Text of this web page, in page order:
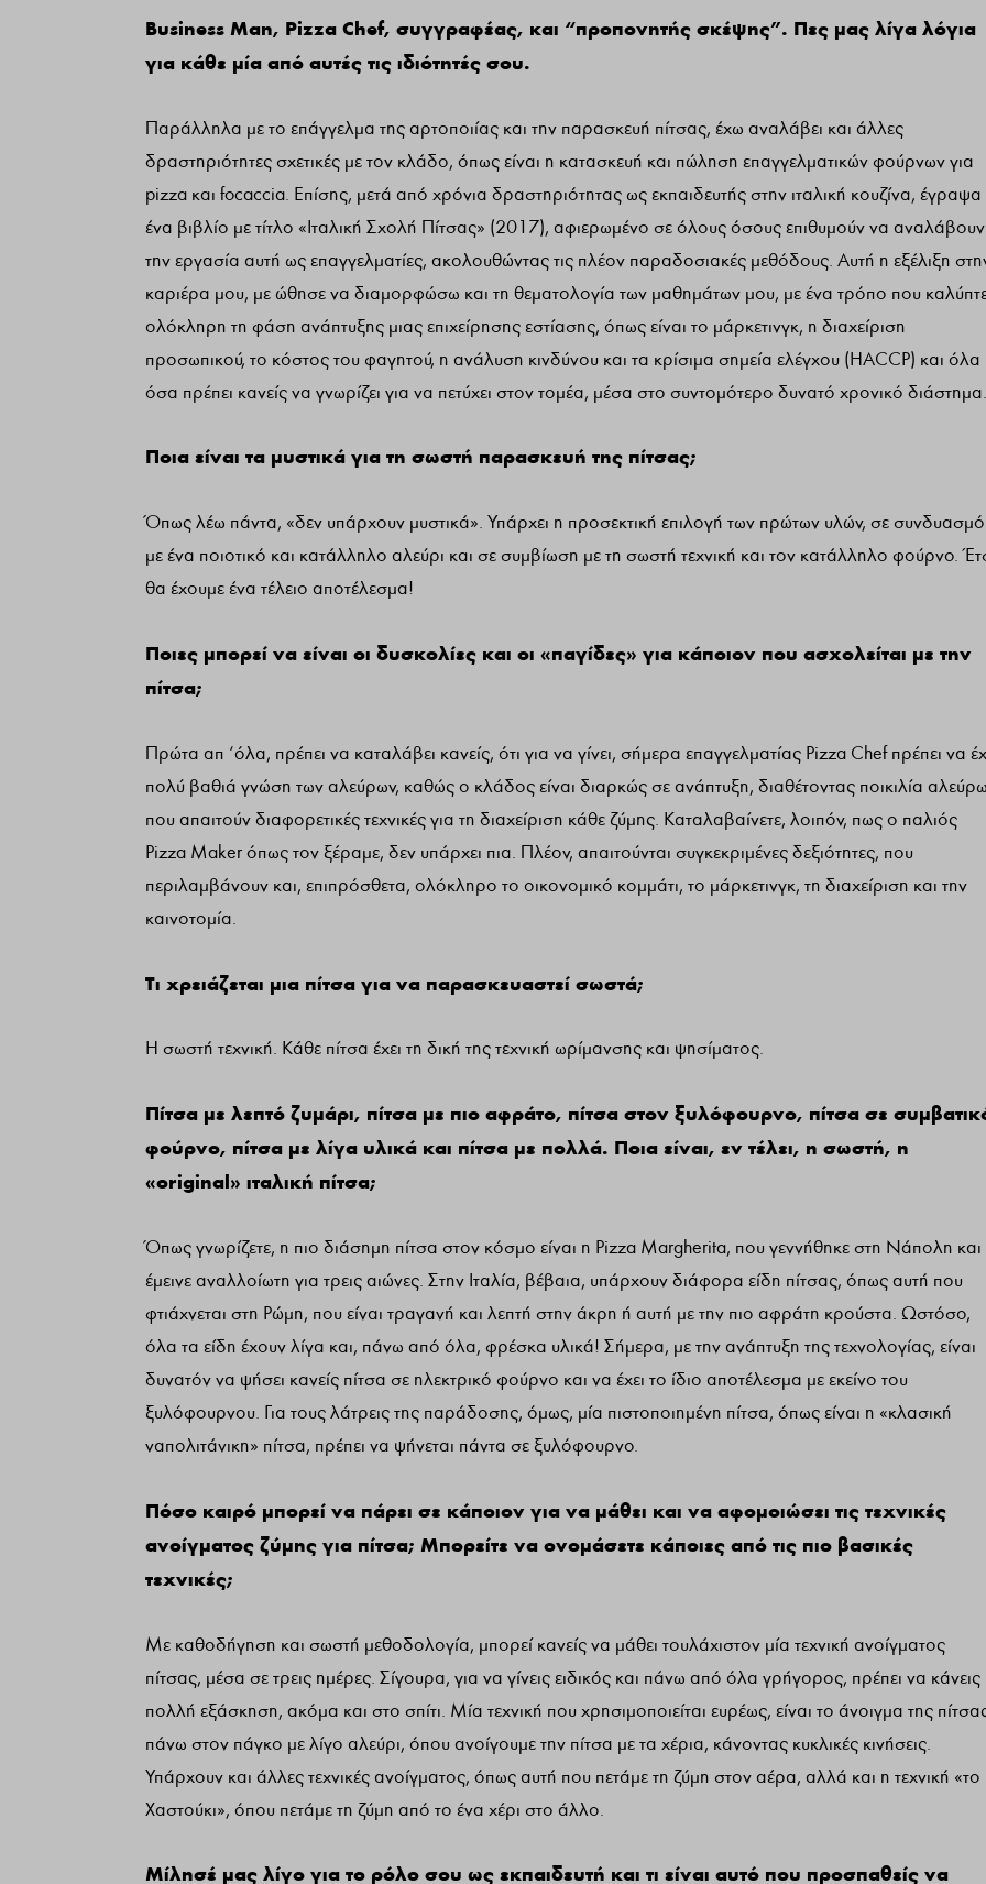
Business Man, Pizza Chef, συγγραφέας, και “προπονητής σκέψης”. Πες μας λίγα λόγια
για κάθε μία από αυτές τις ιδιότητές σου.
Παράλληλα με το επάγγελμα της αρτοποιίας και την παρασκευή πίτσας, έχω αναλάβει και άλλες
δραστηριότητες σχετικές με τον κλάδο, όπως είναι η κατασκευή και πώληση επαγγελματικών φούρνων για
pizza και focaccia. Επίσης, μετά από χρόνια δραστηριότητας ως εκπαιδευτής στην ιταλική κουζίνα, έγραψα
ένα βιβλίο με τίτλο «Ιταλική Σχολή Πίτσας» (2017), αφιερωμένο σε όλους όσους επιθυμούν να αναλάβουν
την εργασία αυτή ως επαγγελματίες, ακολουθώντας τις πλέον παραδοσιακές μεθόδους. Αυτή η εξέλιξη
καριέρα μου, με ώθησε να διαμορφώσω και τη θεματολογία των μαθημάτων μου, με ένα τρόπο που
ολόκληρη τη φάση ανάπτυξης μιας επιχείρησης εστίασης, όπως είναι το μάρκετινγκ, η διαχείριση
προσωπικού, το κόστος του φαγητού, η ανάλυση κινδύνου και τα κρίσιμα σημεία ελέγχου (HACCP) και όλα
όσα πρέπει κανείς να γνωρίζει για να πετύχει στον τομέα, μέσα στο συντομότερο δυνατό χρονικό διάστημα.
Ποια είναι τα μυστικά για τη σωστή παρασκευή της πίτσας;
Όπως λέω πάντα, «δεν υπάρχουν μυστικά». Υπάρχει η προσεκτική επιλογή των πρώτων υλών, σε συνδυασμό
με ένα ποιοτικό και κατάλληλο αλεύρι και σε συμβίωση με τη σωστή τεχνική και τον κατάλληλο φούρνο.
θα έχουμε ένα τέλειο αποτέλεσμα!
Ποιες μπορεί να είναι οι δυσκολίες και οι «παγίδες» για κάποιον που ασχολείται με την
πίτσα;
Πρώτα απ ‘όλα, πρέπει να καταλάβει κανείς, ότι για να γίνει, σήμερα επαγγελματίας Pizza Chef πρέπει να
πολύ βαθιά γνώση των αλεύρων, καθώς ο κλάδος είναι διαρκώς σε ανάπτυξη, διαθέτοντας ποικιλία
που απαιτούν διαφορετικές τεχνικές για τη διαχείριση κάθε ζύμης. Καταλαβαίνετε, λοιπόν, πως ο παλιός
Pizza Maker όπως τον ξέραμε, δεν υπάρχει πια. Πλέον, απαιτούνται συγκεκριμένες δεξιότητες, που
περιλαμβάνουν και, επιπρόσθετα, ολόκληρο το οικονομικό κομμάτι, το μάρκετινγκ, τη διαχείριση και την
καινοτομία.
Τι χρειάζεται μια πίτσα για να παρασκευαστεί σωστά;
Η σωστή τεχνική. Κάθε πίτσα έχει τη δική της τεχνική ωρίμανσης και ψησίματος.
Πίτσα με λεπτό ζυμάρι, πίτσα με πιο αφράτο, πίτσα στον ξυλόφουρνο, πίτσα σε
φούρνο, πίτσα με λίγα υλικά και πίτσα με πολλά. Ποια είναι, εν τέλει, η σωστή, η
«original» ιταλική πίτσα;
Όπως γνωρίζετε, η πιο διάσημη πίτσα στον κόσμο είναι η Pizza Margherita, που γεννήθηκε στη Νάπολη και
έμεινε αναλλοίωτη για τρεις αιώνες. Στην Ιταλία, βέβαια, υπάρχουν διάφορα είδη πίτσας, όπως αυτή που
φτιάχνεται στη Ρώμη, που είναι τραγανή και λεπτή στην άκρη ή αυτή με την πιο αφράτη κρούστα. Ωστόσο,
όλα τα είδη έχουν λίγα και, πάνω από όλα, φρέσκα υλικά! Σήμερα, με την ανάπτυξη της τεχνολογίας, είναι
δυνατόν να ψήσει κανείς πίτσα σε ηλεκτρικό φούρνο και να έχει το ίδιο αποτέλεσμα με εκείνο του
ξυλόφουρνου. Για τους λάτρεις της παράδοσης, όμως, μία πιστοποιημένη πίτσα, όπως είναι η «κλασική
ναπολιτάνικη» πίτσα, πρέπει να ψήνεται πάντα σε ξυλόφουρνο.
Πόσο καιρό μπορεί να πάρει σε κάποιον για να μάθει και να αφομοιώσει τις τεχνικές
ανοίγματος ζύμης για πίτσα; Μπορείτε να ονομάσετε κάποιες από τις πιο βασικές
τεχνικές;
Με καθοδήγηση και σωστή μεθοδολογία, μπορεί κανείς να μάθει τουλάχιστον μία τεχνική ανοίγματος
πίτσας, μέσα σε τρεις ημέρες. Σίγουρα, για να γίνεις ειδικός και πάνω από όλα γρήγορος, πρέπει να κάνεις
πολλή εξάσκηση, ακόμα και στο σπίτι. Μία τεχνική που χρησιμοποιείται ευρέως, είναι το άνοιγμα της
πάνω στον πάγκο με λίγο αλεύρι, όπου ανοίγουμε την πίτσα με τα χέρια, κάνοντας κυκλικές κινήσεις.
Υπάρχουν και άλλες τεχνικές ανοίγματος, όπως αυτή που πετάμε τη ζύμη στον αέρα, αλλά και η τεχνική «το
Χαστούκι», όπου πετάμε τη ζύμη από το ένα χέρι στο άλλο.
Μίλησέ μας λίγο για το ρόλο σου ως εκπαιδευτή και τι είναι αυτό που προσπαθείς να